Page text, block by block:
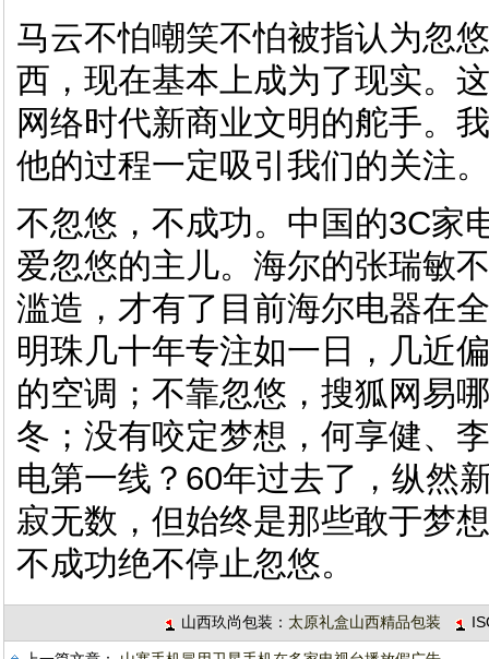
马云不怕嘲笑不怕被指认为忽
西，现在基本上成为了现实。
网络时代新商业文明的舵手。
他的过程一定吸引我们的关注。
不忽悠，不成功。中国的3C家
爱忽悠的主儿。海尔的张瑞敏
滥造，才有了目前海尔电器在
明珠几十年专注如一日，几近
的空调；不靠忽悠，搜狐网易
冬；没有咬定梦想，何享健、
电第一线？60年过去了，纵然
寂无数，但始终是那些敢于梦
不成功绝不停止忽悠。
山西玖尚包装： 太原礼盒山西精品包装